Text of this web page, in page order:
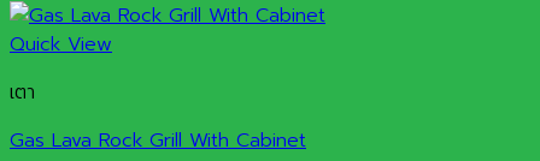
Quick View
เตา
Gas Lava Rock Grill With Cabinet